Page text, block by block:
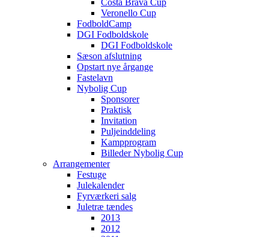
Costa Brava Cup
Veronello Cup
FodboldCamp
DGI Fodboldskole
DGI Fodboldskole
Sæson afslutning
Opstart nye årgange
Fastelavn
Nybolig Cup
Sponsorer
Praktisk
Invitation
Puljeinddeling
Kampprogram
Billeder Nybolig Cup
Arrangementer
Festuge
Julekalender
Fyrværkeri salg
Juletræ tændes
2013
2012